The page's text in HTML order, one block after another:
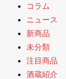
コラム
ニュース
新商品
未分類
注目商品
酒蔵紹介